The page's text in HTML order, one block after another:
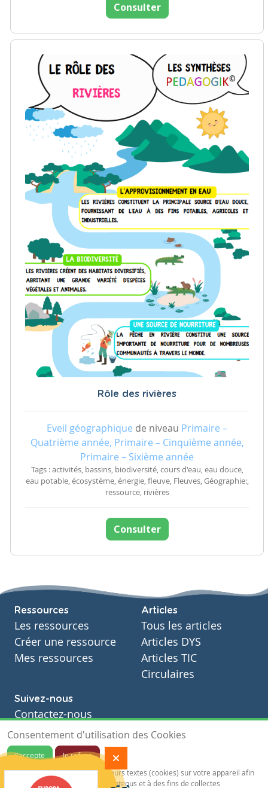
Consulter
Rôle des rivières
Eveil géographique de niveau Primaire –
Quatrième année, Primaire – Cinquième année,
Primaire – Sixième année
Tags : activités, bassins, biodiversité, cours d'eau, eau douce,
eau potable, écosystème, énergie, fleuve, Fleuves, Géographie:,
ressource, rivières
Consulter
Ressources
Les ressources
Créer une ressource
Mes ressources
Articles
Tous les articles
Articles DYS
Articles TIC
Circulaires
Suivez-nous
Contactez-nous
Soutien scolaire
Notre page Facebook
S'inscrire à notre newsletter
Consentement d'utilisation des Cookies
J'accepte
Je refuse
Notre site sauvegarde des traceurs textes (cookies) sur votre appareil afin
de vous garantir de meilleurs contenus et à des fins de collectes